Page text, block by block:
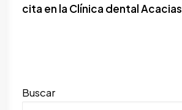
cita en la Clínica dental Acacias
Buscar